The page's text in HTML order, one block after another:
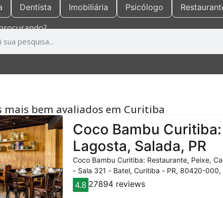
Dentista Imobiliária Psicólogo
mais bem avaliados em Curitiba
Coco Bambu
Lagosta, Salada, PR
Coco Bambu Curitiba: Restaurante, Peixe,
- Sala 321 - Batel, Curitiba - PR, 80420-000,
4.8 27894 reviews